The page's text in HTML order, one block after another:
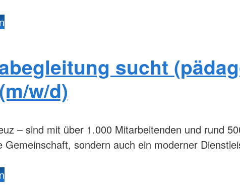
sucht
w/d)
– sind mit über 1.000 Mitarbeitenden und rund
sondern auch ein moderner